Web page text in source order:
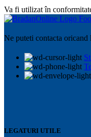
Va fi utilizat în
Ne puteti contacta oricand
LEGATURI UTILE